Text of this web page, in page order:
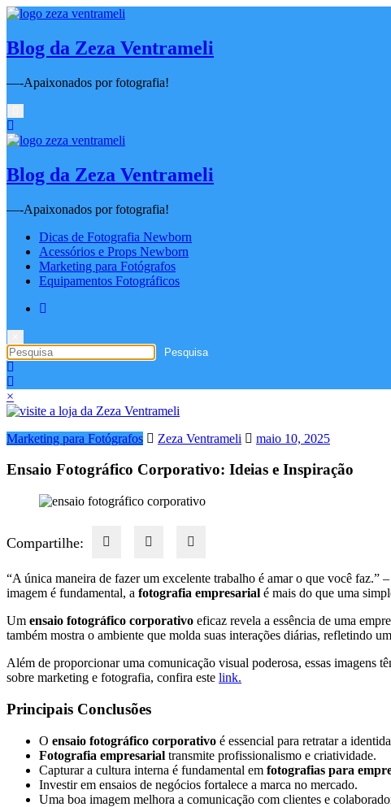
Pular
o
conteúdo
Blog da Zeza Ventrameli
—-Apaixonados por fotografia!
Blog da Zeza Ventrameli
—-Apaixonados por fotografia!
Dicas de Fotografia Newborn
Acessórios e Props Newborn
Marketing para Fotógrafos
Equipamentos Fotográficos
×
Marketing para Fotógrafos Zeza Ventrameli maio 10, 2025
Ensaio Fotográfico Corporativo: Ideias e Inspiração
Compartilhe:
“A única maneira de fazer um excelente trabalho é amar o que você faz.”
imagem é fundamental, a fotografia empresarial é mais do que uma
Um ensaio fotográfico corporativo eficaz revela a essência de uma
também mostra o ambiente que molda suas interações diárias, refletindo
Além de proporcionar uma comunicação visual poderosa, essas imagens
sobre marketing e fotografia, confira este link.
Principais Conclusões
O ensaio fotográfico corporativo é essencial para retratar a
Fotografia empresarial transmite profissionalismo e criatividade.
Capturar a cultura interna é fundamental em fotografias para
Investir em ensaios de negócios fortalece a marca no mercado.
Uma boa imagem melhora a comunicação com clientes e